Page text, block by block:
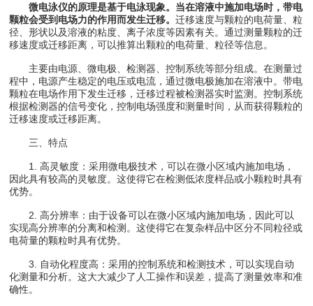
微电泳仪的原理是基于电泳现象。当在溶液中施加电场时，带电
颗粒会受到电场力的作用而发生迁移。迁移速度与颗粒的电荷量、粒
径、形状以及溶液的粘度、离子浓度等因素有关。通过测量颗粒的迁
移速度或迁移距离，可以推算出颗粒的电荷量、粒径等信息。
主要由电源、微电极、检测器、控制系统等部分组成。在测量过
程中，电源产生稳定的电压或电流，通过微电极施加在溶液中。带电
颗粒在电场作用下发生迁移，迁移过程被检测器实时监测。控制系统
根据检测器的信号变化，控制电场强度和测量时间，从而获得颗粒的
迁移速度或迁移距离。
三、特点
1. 高灵敏度：采用微电极技术，可以在微小区域内施加电场，
因此具有较高的灵敏度。这使得它在检测低浓度样品或小颗粒时具有
优势。
2. 高分辨率：由于设备可以在微小区域内施加电场，因此可以
实现高分辨率的分离和检测。这使得它在复杂样品中区分不同粒径或
电荷量的颗粒时具有优势。
3. 自动化程度高：采用的控制系统和检测技术，可以实现自动
化测量和分析。这大大减少了人工操作和误差，提高了测量效率和准
确性。